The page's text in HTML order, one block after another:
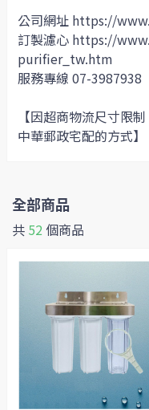
公司網址 https://
訂製濾心 https://
purifier_tw.htm
服務專線 07-3987938
【因超商物流尺寸限
中華郵政宅配的方式】
全部商品
共 52個商品